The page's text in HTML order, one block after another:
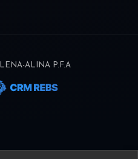
ALINA P.F.A